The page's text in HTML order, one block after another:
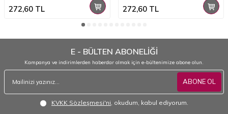
272,60 TL 272,60TL
E - BÜLTEN ABONELİĞİ
Kampanya ve indirimlerden haberdar olmak için e-bültenimize abone olun.
ABONE OL
KVKK Sözleşmesi'ni , okudum, kabul ediyorum.